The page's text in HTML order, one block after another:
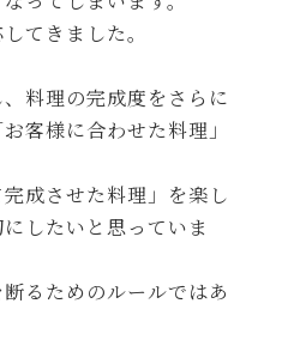
てきました。
料理の完成度をさらに
客様に合わせた料理」
成させた料理」を楽し
したいと思っていま
るためのルールではあ